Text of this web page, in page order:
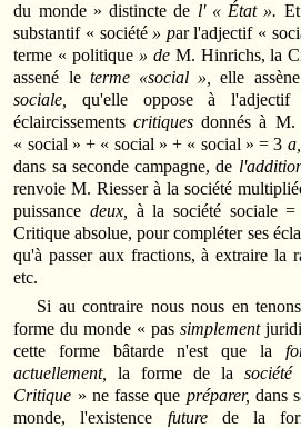
du monde » distincte de l' « État ».
substantif « société » par l'adjectif «
terme « politique » de M. Hinrichs, la
assené le terme «social »,elle
sociale,qu'elle oppose à
éclaircissementscritiquesdonnés à M.
« social » + « social » + « social » = 3 a,
dans sa seconde campagne, de
renvoie M. Riesser à la société
puissance deux, à la société sociale
Critique absolue, pour compléter ses
qu'à passer aux fractions, à extraire la
etc.
Si au contraire nous nous en
forme du monde « pas simplement
cette forme bâtarde n'est que la
actuellement,la forme de la
Critique » ne fasse que préparer, dans
monde, l'existence future de la